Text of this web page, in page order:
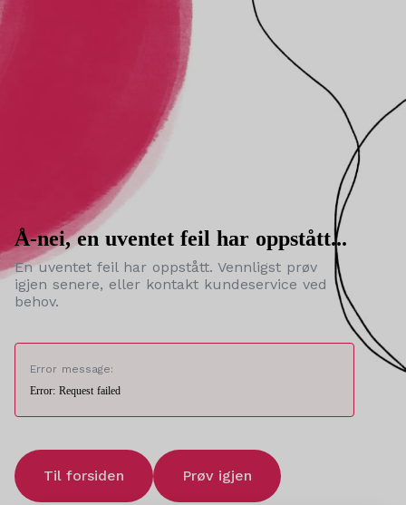
Å-nei, en uventet feil har oppstått...
En uventet feil har oppstått. Vennligst prøv
igjen senere, eller kontakt kundeservice ved
behov.
Error message:
Error: Request failed
Til forsiden Prøv igjen